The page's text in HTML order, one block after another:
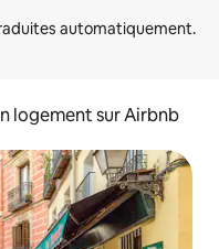
logement sur Airbnb